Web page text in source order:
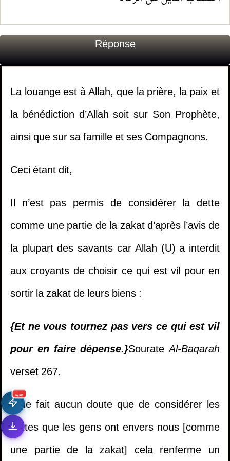
جديد
Réponse
La louange est à Allah, que la prière, la paix et
la bénédiction d’Allah soit sur Son Prophète,
ainsi que sur sa famille et ses Compagnons.
Ceci étant dit,
Il n’est pas permis de considérer la dette
comme une partie de la zakat d’après l’avis de
la plupart des savants car Allah (U) a interdit
aux croyants de choisir ce qui est vil pour en
sortir la zakat de leurs biens :
{Et ne vous tournez pas vers ce qui est vil
pour en faire dépense.}SourateAl-Baqarah
verset 267.
Il ne fait aucun doute que de considérer les
dettes que les gens ont envers nous [comme
une partie de la zakat] cela renferme un
1.Il multiplie les invocations mais ne trouve
pas la réussite dans sa vie - Cheikh Khaled Al
Mosleh
2. Etudier dans un collège mixte